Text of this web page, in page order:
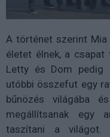
A történet szerint Mia
életet élnek, a
Letty és Dom pedig
utóbbi összefut egy
bűnözés világába
megállítsanak egy
taszítani a világot.